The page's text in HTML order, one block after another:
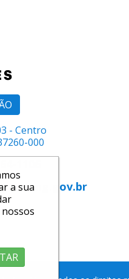
- Centro
000
a sua